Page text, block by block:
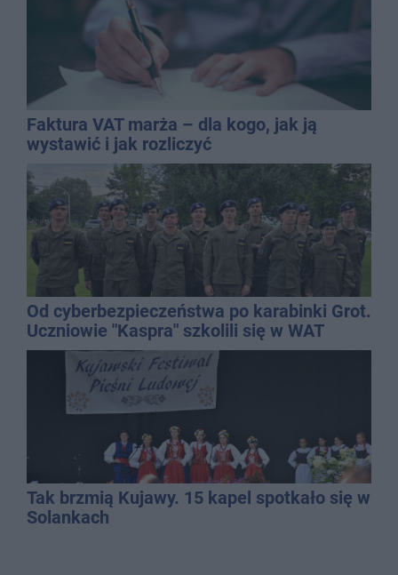
Faktura VAT marża – dla kogo, jak ją
wystawić i jak rozliczyć
Od cyberbezpieczeństwa po karabinki Grot.
Uczniowie "Kaspra" szkolili się w WAT
Tak brzmią Kujawy. 15 kapel spotkało się w
Solankach